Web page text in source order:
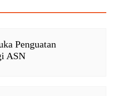
Penguatan
ASN